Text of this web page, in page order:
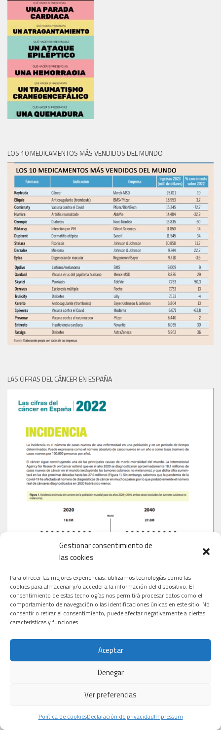
Gestionar consentimiento de
las cookies
Para ofrecer las mejores experiencias, utilizamos tecnologías como las
cookies para almacenar y/o acceder a la información del dispositivo. El
consentimiento de estas tecnologías nos permitirá procesar datos como el
comportamiento de navegación o las identificaciones únicas en este sitio. No
consentir o retirar el consentimiento, puede afectar negativamente a ciertas
características y funciones.
Aceptar
Denegar
Ver preferencias
Política de cookiesDeclaración de privacidadImpressum
LOS 10 MEDICAMENTOS MÁS VENDIDOS DEL MUNDO
LAS CIFRAS DEL CÁNCER EN ESPAÑA